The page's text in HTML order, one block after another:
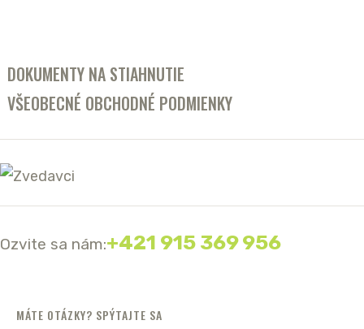
DOKUMENTY NA STIAHNUTIE
VŠEOBECNÉ OBCHODNÉ PODMIENKY
Ozvite sa nám:+421 915 369 956
MÁTE OTÁZKY? SPÝTAJTE SA